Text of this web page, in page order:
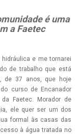
é uma
a Faetec
e me tornarei
de trabalho que está
de 37 anos, que hoje
curso de Encanador
Faetec. Morador de
ele quer ser um dos
formal às casas das
à água tratada no